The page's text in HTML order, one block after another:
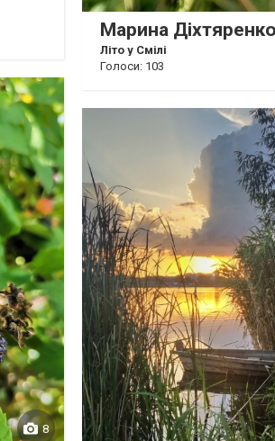
Марина
Літо у Смілі
Голоси: 103
8